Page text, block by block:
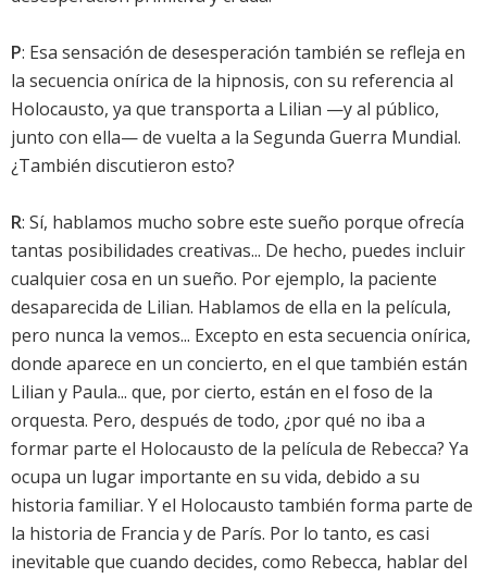
P: Esa sensación de desesperación también se refleja en
la secuencia onírica de la hipnosis, con su referencia al
Holocausto, ya que transporta a Lilian —y al público,
junto con ella— de vuelta a la Segunda Guerra Mundial.
¿También discutieron esto?
R: Sí, hablamos mucho sobre este sueño porque ofrecía
tantas posibilidades creativas... De hecho, puedes incluir
cualquier cosa en un sueño. Por ejemplo, la paciente
desaparecida de Lilian. Hablamos de ella en la película,
pero nunca la vemos... Excepto en esta secuencia onírica,
donde aparece en un concierto, en el que también están
Lilian y Paula... que, por cierto, están en el foso de la
orquesta. Pero, después de todo, ¿por qué no iba a
formar parte el Holocausto de la película de Rebecca? Ya
ocupa un lugar importante en su vida, debido a su
historia familiar. Y el Holocausto también forma parte de
la historia de Francia y de París. Por lo tanto, es casi
inevitable que cuando decides, como Rebecca, hablar del